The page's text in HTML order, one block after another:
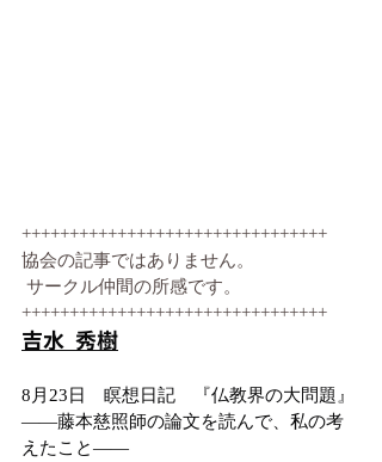
++++++++++++++++++++++++++++++++
協会の記事ではありません。
サークル仲間の所感です。
++++++++++++++++++++++++++++++++
吉水 秀樹
8月23日　瞑想日記　『仏教界の大問題』
――藤本慈照師の論文を読んで、私の考
えたこと――